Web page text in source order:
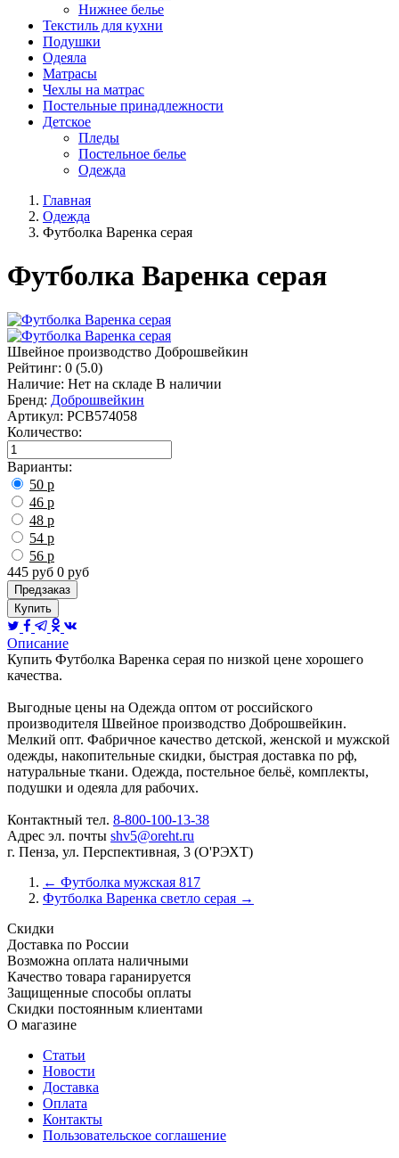
Нижнее белье
Текстиль для кухни
Подушки
Одеяла
Матрасы
Чехлы на матрас
Постельные принадлежности
Детское
Пледы
Постельное белье
Одежда
Главная
Одежда
Футболка Варенка серая
Футболка Варенка серая
Швейное производство Доброшвейкин
Рейтинг: 0 (5.0)
Наличие: Нет на складе В наличии
Бренд: Доброшвейкин
Артикул: РСВ574058
Количество:
Варианты:
50 р
46 р
48 р
54 р
56 р
445 руб 0 руб
Предзаказ
Купить
Описание
Купить Футболка Варенка серая по низкой цене хорошего
качества.
Выгодные цены на Одежда оптом от российского
производителя Швейное производство Доброшвейкин.
Мелкий опт. Фабричное качество детской, женской и мужской
одежды, накопительные скидки, быстрая доставка по рф,
натуральные ткани. Одежда, постельное бельё, комплекты,
подушки и одеяла для рабочих.
Контактный тел. 8-800-100-13-38
Адрес эл. почты shv5@oreht.ru
г. Пенза, ул. Перспективная, 3 (О'РЭХТ)
← Футболка мужская 817
Футболка Варенка светло серая →
Скидки
Доставка по России
Возможна оплата наличными
Качество товара гаранируется
Защищенные способы оплаты
Скидки постоянным клиентами
О магазине
Статьи
Новости
Доставка
Оплата
Контакты
Пользовательское соглашение